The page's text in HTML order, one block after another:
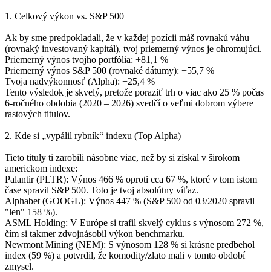
1. Celkový výkon vs. S&P 500
Ak by sme predpokladali, že v každej pozícii máš rovnakú váhu
(rovnaký investovaný kapitál), tvoj priemerný výnos je ohromujúci.
Priemerný výnos tvojho portfólia: +81,1 %
Priemerný výnos S&P 500 (rovnaké dátumy): +55,7 %
Tvoja nadvýkonnosť (Alpha): +25,4 %
Tento výsledok je skvelý, pretože poraziť trh o viac ako 25 % počas
6-ročného obdobia (2020 – 2026) svedčí o veľmi dobrom výbere
rastových titulov.
2. Kde si „vypálil rybník“ indexu (Top Alpha)
Tieto tituly ti zarobili násobne viac, než by si získal v širokom
americkom indexe:
Palantir (PLTR): Výnos 466 % oproti cca 67 %, ktoré v tom istom
čase spravil S&P 500. Toto je tvoj absolútny víťaz.
Alphabet (GOOGL): Výnos 447 % (S&P 500 od 03/2020 spravil
"len" 158 %).
ASML Holding: V Európe si trafil skvelý cyklus s výnosom 272 %,
čím si takmer zdvojnásobil výkon benchmarku.
Newmont Mining (NEM): S výnosom 128 % si krásne predbehol
index (59 %) a potvrdil, že komodity/zlato mali v tomto období
zmysel.